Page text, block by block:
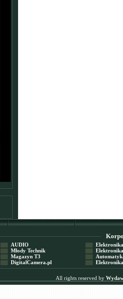
AUDIO
Młody Technik
Magazyn T3
DigitalCamera.pl
Elektronika
Elektronika
Automatyka
Elektronika
All rights reserved by